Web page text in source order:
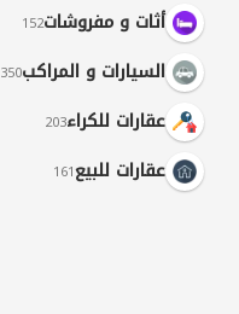
أثات و مفروشات152
السيارات و المراكب350
عقارات للكراء203
عقارات للبيع161